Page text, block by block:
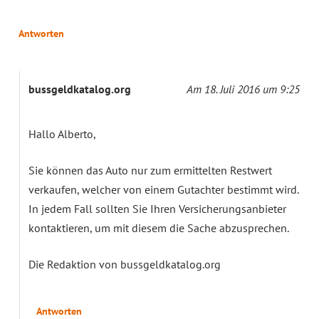
Antworten
bussgeldkatalog.org Am 18. Juli 2016 um 9:25
Hallo Alberto,
Sie können das Auto nur zum ermittelten Restwert
verkaufen, welcher von einem Gutachter bestimmt wird.
In jedem Fall sollten Sie Ihren Versicherungsanbieter
kontaktieren, um mit diesem die Sache abzusprechen.
Die Redaktion von bussgeldkatalog.org
Antworten